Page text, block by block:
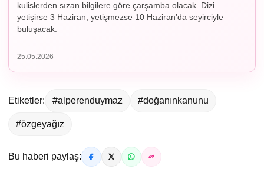
kulislerden sızan bilgilere göre çarşamba olacak. Dizi
yetişirse 3 Haziran, yetişmezse 10 Haziran’da seyirciyle
buluşacak.
25.05.2026
Etiketler: #alperenduymaz #doğanınkanunu
#özgeyağız
Bu haberi paylaş: